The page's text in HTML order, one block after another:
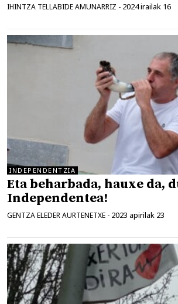
IHINTZA TELLABIDE AMUNARRIZ - 2024 irailak 16
INDEPENDENTZIA
Eta beharbada, hauxe da,
Independentea!
GENTZA ELEDER AURTENETXE - 2023 apirilak 23